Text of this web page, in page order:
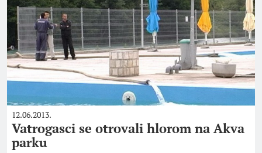
12.06.2013.
Vatrogasci se otrovali hlorom na Akva
parku